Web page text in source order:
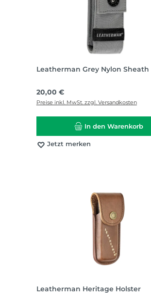
Leatherman Grey Nylon Sheath
Regulärer Preis:
20,00 €
Preise inkl. MwSt. zzgl. Versandkosten
In den Warenkorb
Jetzt merken
Leatherman Heritage Holster